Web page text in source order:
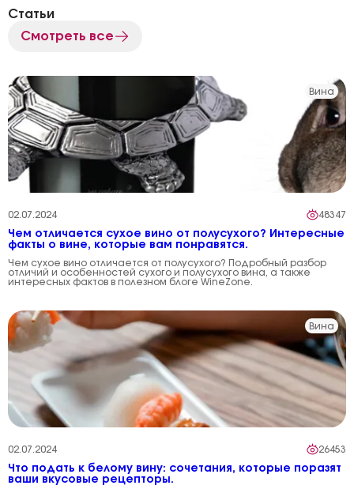
Статьи
Смотреть все
Вина
02.07.2024 48347
Чем отличается сухое вино от полусухого? Интересные
факты о вине, которые вам понравятся.
Чем сухое вино отличается от полусухого? Подробный разбор
отличий и особенностей сухого и полусухого вина, а также
интересных фактов в полезном блоге WineZone.
Вина
02.07.2024 26453
Что подать к белому вину: сочетания, которые поразят
ваши вкусовые рецепторы.